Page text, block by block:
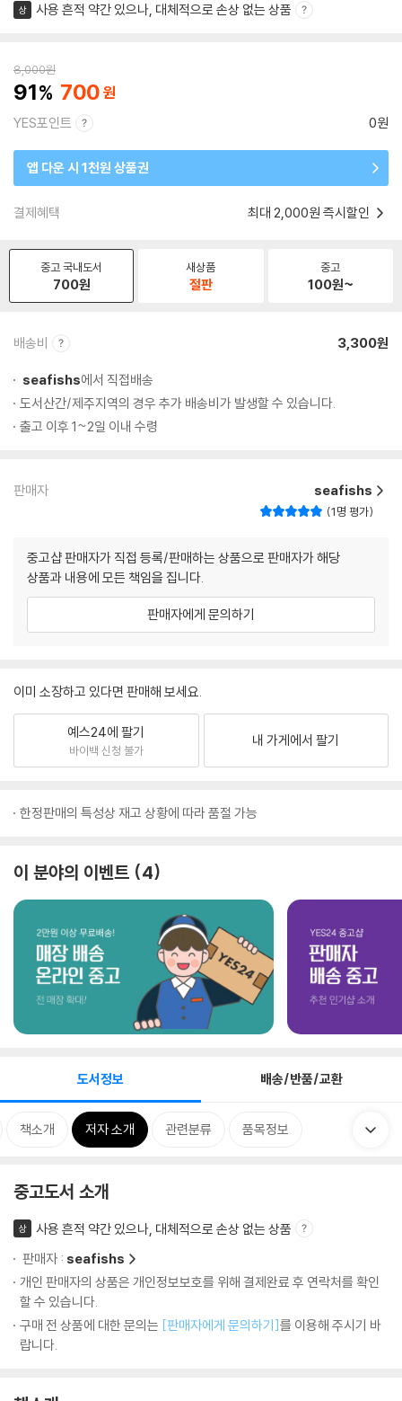
상 사용 흔적 약간 있으나, 대체적으로 손상 없는 상품
8,000원
91 700
YES포인트 0원
앱 다운 시 1천원 상품권
결제혜택 최대 2,000원 즉시할인
중고 국내도서
700원
새상품
절판
중고
100원~
배송비 3,300원
seafishs에서 직접배송
도서산간/제주지역의 경우 추가 배송비가 발생할 수 있습니다.
출고 이후 1~2일 이내 수령
판매자 seafishs
1명 평가
중고샵 판매자가 직접 등록/판매하는 상품으로 판매자가 해당
상품과 내용에 모든 책임을 집니다.
판매자에게 문의하기
이미 소장하고 있다면 판매해 보세요.
예스24에 팔기
바이백 신청 불가
내 가게에서 팔기
한정판매의 특성상 재고 상황에 따라 품절 가능
이 분야의 이벤트 4
도서정보 배송/반품/교환
책소개 저자 소개 관련분류 품목정보
중고도서 소개
상
사용 흔적 약간 있으나, 대체적으로 손상 없는 상품
판매자 : seafishs
개인 판매자의 상품은 개인정보보호를 위해 결제완료 후 연락처를 확인
할 수 있습니다.
구매 전 상품에 대한 문의는 [판매자에게 문의하기]를 이용해 주시기 바
랍니다.